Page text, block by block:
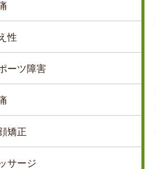
性
ーツ障害
矯正
サージ